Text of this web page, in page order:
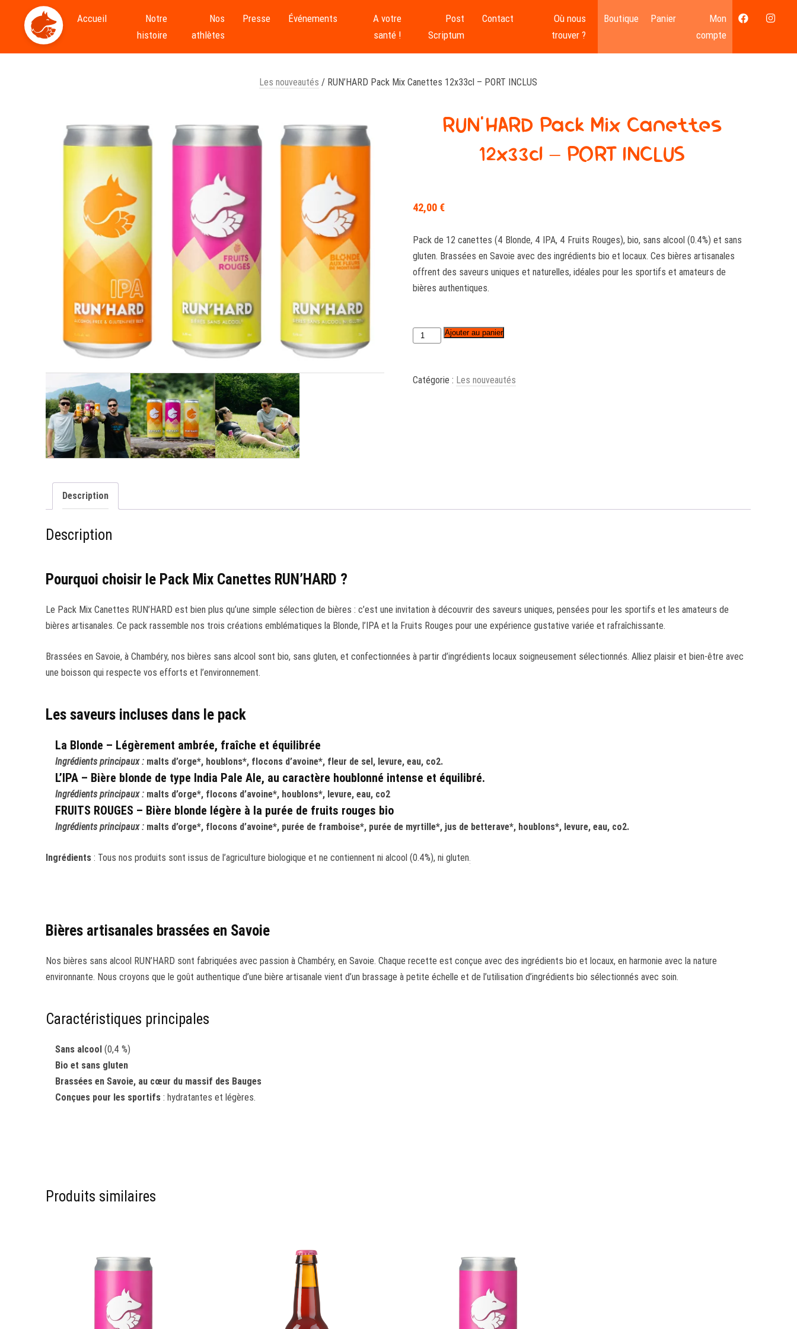
Accueil
Notre
histoire
Nos
athlètes
Presse Événements
A votre
santé !
Post
Scriptum
Contact
Où nous
trouver ?
Boutique Panier
Mon
compte
Les nouveautés / RUN’HARD Pack Mix Canettes 12x33cl – PORT INCLUS
RUN’HARD Pack Mix Canettes
12x33cl – PORT INCLUS
42,00 €
Pack de 12 canettes (4 Blonde, 4 IPA, 4 Fruits Rouges), bio, sans alcool (0.4%) et sans
gluten. Brassées en Savoie avec des ingrédients bio et locaux. Ces bières artisanales
offrent des saveurs uniques et naturelles, idéales pour les sportifs et amateurs de
bières authentiques.
quantité
Pack
Ajouter au panier
Catégorie : Les nouveautés
Description
Description
Pourquoi choisir le Pack Mix Canettes RUN’HARD ?
Le Pack Mix Canettes RUN’HARD est bien plus qu’une simple sélection de bières : c’est une invitation à découvrir des saveurs uniques, pensées pour les sportifs et les amateurs de
bières artisanales. Ce pack rassemble nos trois créations emblématiques la Blonde, l’IPA et la Fruits Rouges pour une expérience gustative variée et rafraîchissante.
Brassées en Savoie, à Chambéry, nos bières sans alcool sont bio, sans gluten, et confectionnées à partir d’ingrédients locaux soigneusement sélectionnés. Alliez plaisir et bien-être avec
une boisson qui respecte vos efforts et l’environnement.
Les saveurs incluses dans le pack
La Blonde – Légèrement ambrée, fraîche et équilibrée
Ingrédients principaux : malts d’orge*, houblons*, flocons d’avoine*, fleur de sel, levure, eau, co2.
L’IPA – Bière blonde de type India Pale Ale, au caractère houblonné intense et équilibré.
Ingrédients principaux : malts d’orge*, flocons d’avoine*, houblons*, levure, eau, co2
FRUITS ROUGES – Bière blonde légère à la purée de fruits rouges bio
Ingrédients principaux : malts d’orge*, flocons d’avoine*, purée de framboise*, purée de myrtille*, jus de betterave*, houblons*, levure, eau, co2.
Ingrédients : Tous nos produits sont issus de l’agriculture biologique et ne contiennent ni alcool (0.4%), ni gluten.
Bières artisanales brassées en Savoie
Nos bières sans alcool RUN’HARD sont fabriquées avec passion à Chambéry, en Savoie. Chaque recette est conçue avec des ingrédients bio et locaux, en harmonie avec la nature
environnante. Nous croyons que le goût authentique d’une bière artisanale vient d’un brassage à petite échelle et de l’utilisation d’ingrédients bio sélectionnés avec soin.
Caractéristiques principales
Sans alcool (0,4 %)
Bio et sans gluten
Brassées en Savoie, au cœur du massif des Bauges
Conçues pour les sportifs : hydratantes et légères.
Produits similaires